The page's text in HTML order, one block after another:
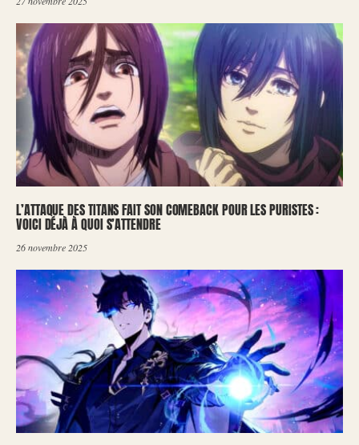
L’ATTAQUE DES TITANS FAIT SON COMEBACK POUR LES PURISTES :
VOICI DÉJÀ À QUOI S’ATTENDRE
26 novembre 2025